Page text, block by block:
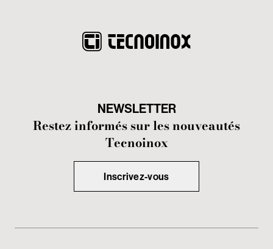
NEWSLETTER
Restez informés sur les nouveautés
Tecnoinox
Inscrivez-vous